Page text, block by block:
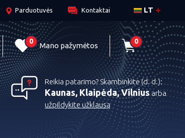
LT
Parduotuvės Kontaktai
0 Mano pažymėtos 0
Reikia patarimo? Skambinkite (d. d.):
Kaunas, Klaipėda, Vilniusarba
užpildykite užklausą